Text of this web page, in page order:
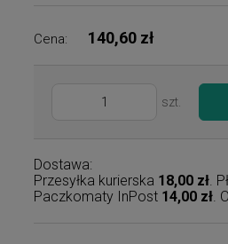
Cena: 140,60 zł
szt.
Dostawa:
Przesyłka kurierska 18,00 zł.
Paczkomaty InPost 14,00 zł.